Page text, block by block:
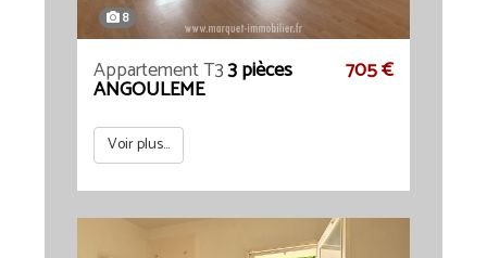
8
Appartement T33 pièces 705 €
ANGOULEME
Voir plus...